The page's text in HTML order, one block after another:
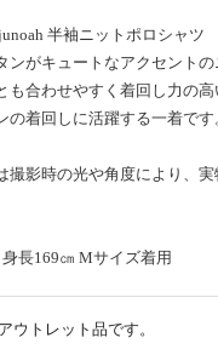
半袖ニットポロシャツ
ンがキュートなアクセントの
も合わせやすく着回し力の高
の着回しに活躍する一着です
撮影時の光や角度により、
長169㎝ Mサイズ着用
ウトレット品です。